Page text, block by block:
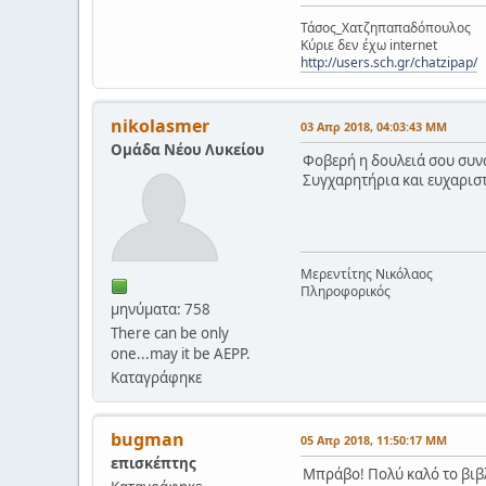
Τάσος_Χατζηπαπαδόπουλος
Κύριε δεν έχω internet
http://users.sch.gr/chatzipap/
nikolasmer
Ομάδα Νέου Λυκείου
μηνύματα: 758
There can be only
one...may it be AEPP.
Καταγράφηκε
03 Απρ 2018, 04:03:43 ΜΜ
Φοβερή η δουλειά σου
Συγχαρητήρια και
Μερεντίτης Νικόλαος
Πληροφορικός
bugman
επισκέπτης
05 Απρ 2018, 11:50:17 ΜΜ
Μπράβο! Πολύ καλό το